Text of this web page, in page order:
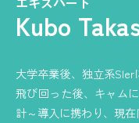
Kubo
大学卒業後、独立系
飛び回った後、キャム
計～導入に携わり、現在